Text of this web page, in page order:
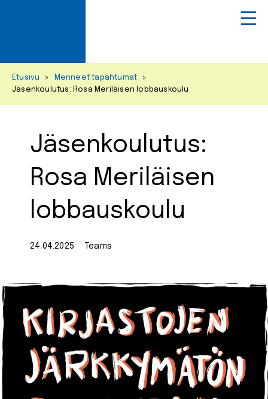
Etusivu > Menneet tapahtumat
>
Jäsenkoulutus: Rosa Meriläisen lobbauskoulu
Jäsenkoulutus:
Rosa Meriläisen
lobbauskoulu
24.04.2025 Teams